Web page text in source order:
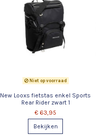
Niet op voorraad
New Looxs fietstas enkel Sports
Rear Rider zwart 1
€ 63,95
Bekijken